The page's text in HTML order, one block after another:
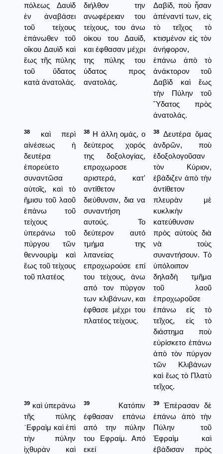
πόλεως Δαυὶδ
ἐν ἀναβάσει
τοῦ τείχους
ἐπάνωθεν τοῦ
οἴκου Δαυὶδ καὶ
ἕως τῆς πύλης
τοῦ ὕδατος
κατὰ ἀνατολάς.
διήλθον την
ανωφέρειαν του
τείχους, του άνω
οίκου του Δαυίδ,
και έφθασαν μέχρι
της πύλης του
ύδατος προς
ανατολάς.
Δαβίδ, ποὺ ἦσαν
ἀπέναντί των, εἰς
τὸ τεῖχος τὸ
κτισμένον εἰς τὸν
ἀνήφορον,
ἐπάνω ἀπὸ τὸ
ἀνάκτορον τοῦ
Δαβὶδ καὶ ἕως
τὴν Πύλην τοῦ
Ὕδατος πρὸς
ἀνατολάς.
38
καὶ περὶ
αἰνέσεως ἡ
δευτέρα
ἐπορεύετο
συναντῶσα
αὐτοῖς, καὶ τὸ
ἥμισυ τοῦ λαοῦ
ἐπάνω τοῦ
τείχους
ὑπεράνω τοῦ
πύργου τῶν
θεννουρὶμ καὶ
ἕως τοῦ τείχους
τοῦ πλατέος
38 Η άλλη ομάς, ο
δεύτερος χορός
της δοξολογίας,
επροχωροσε
αριστερά, κατ'
αντίθετον
διεύθυνσιν, δια να
συναντήση
αυτούς. Το
δεύτερον αυτό
τμήμα της
λιτανείας
επροχωρούσε επί
του τείχους, άνω
από τον πύργον
των κλιβάνων, και
έφθασε μέχρι του
πλατέος τείχους.
38
Δευτέρα ὅμας
ἀνδρῶν, ποὺ
ἐδοξολογοῦσαν
τὸν Κύριον,
ἐβάδιζεν ἀπὸ τὴν
ἀντίθετον
πλευρὰν μὲ
κυκλικὴν
κατεύθυνσιν
πρὸς αὐτοὺς διὰ
νὰ τοὺς
συναντήσουν. Τὸ
ὑπόλοιπον
δηλαδὴ τμῆμα
τοῦ λαοῦ
ἐπροχωροῦσε
ἐπάνω εἰς τὸ
τεῖχος, εἰς τὸ
διάστημα ποὺ
εὑρίσκετο ἐπάνω
ἀπὸ τὸν πύργον
τῶν Κλιβάνων
καὶ ἕως τὸ Πλατὺ
τεῖχος.
39 καὶ ὑπεράνω
τῆς πύλης
᾿Εφραὶμ καὶ ἐπὶ
τὴν πύλην
ἰχθυρὰν καὶ
39
Κατόπιν
έφθασαν επάνω
από την πύλην
του Εφραίμ. Από
εκεί
39
Ἐπέρασαν δὲ
ἐπάνω ἀπὸ τὴν
Πύλην τοῦ
Ἐφραὶμ καὶ
ἐβάδισαν πρὸς